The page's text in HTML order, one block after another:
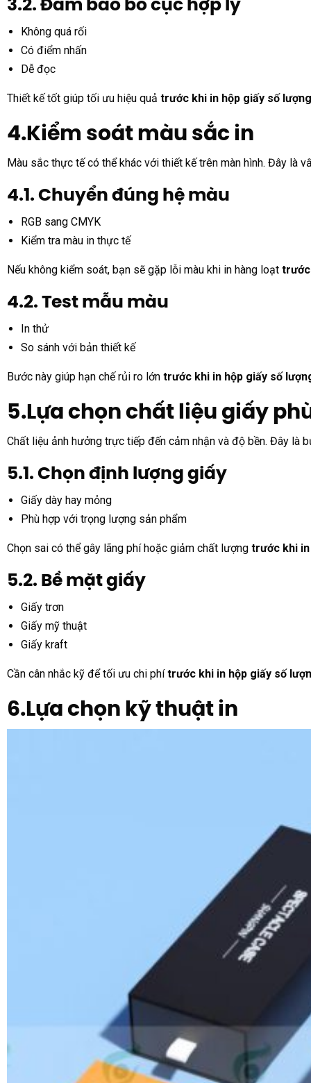
Không quá rối
Có điểm nhấn
Dễ đọc
Thiết kế tốt giúp tối ưu hiệu quả trước khi in hộp giấy số
4.Kiểm soát màu sắc in
Màu sắc thực tế có thể khác với thiết kế trên màn hình. Đây là
4.1. Chuyển đúng hệ màu
RGB sang CMYK
Kiểm tra màu in thực tế
Nếu không kiểm soát, bạn sẽ gặp lỗi màu khi in hàng loạt trước
4.2. Test mẫu màu
In thử
So sánh với bản thiết kế
Bước này giúp hạn chế rủi ro lớn trước khi in hộp giấy số
5.Lựa chọn chất liệu giấy
Chất liệu ảnh hưởng trực tiếp đến cảm nhận và độ bền. Đây là
5.1. Chọn định lượng giấy
Giấy dày hay mỏng
Phù hợp với trọng lượng sản phẩm
Chọn sai có thể gây lãng phí hoặc giảm chất lượng trước khi in
5.2. Bề mặt giấy
Giấy trơn
Giấy mỹ thuật
Giấy kraft
Cần cân nhắc kỹ để tối ưu chi phítrước khi in hộp giấy số
6.Lựa chọn kỹ thuật in